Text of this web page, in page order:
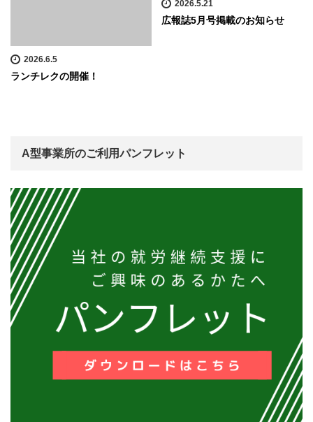
2026.6.5
ランチレクの開催！
2026.5.21
広報誌5月号掲載のお知らせ
A型事業所のご利用パンフレット